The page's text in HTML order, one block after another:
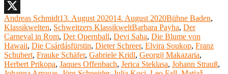
Landestheater
nicht,
und
ehrt
mir
ihre
Kunst
Facebook
X
Autor
Andreas SchmidtVeröffentlicht
am
13. August 202014. August 2020Kategorien
Bühne Baden,
Klassikwelten, Schweitzers KlassikweltSchlagwörter
Barbara Payha, Der
Carneval in Rom, Der Opernball, Devi Saha, Die Blume von
Hawaii, Die Csárdásfürstin, Dieter Schreer, Elvira Soukop, Franz
Schubert, Frauke Schäfer, Gabriele Kridl, Georgij Makazaria,
Herbert Prikopa, Jaques Offenbach, Jerica Steklasa, Johann Strauß,